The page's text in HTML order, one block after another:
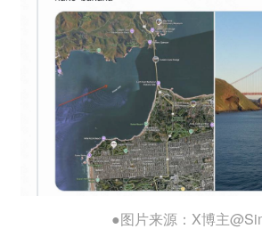
●图片来源：X博主